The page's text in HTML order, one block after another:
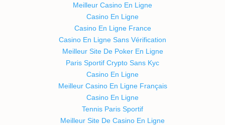
Meilleur Casino En Ligne
Casino En Ligne
Casino En Ligne France
Casino En Ligne Sans Vérification
Meilleur Site De Poker En Ligne
Paris Sportif Crypto Sans Kyc
Casino En Ligne
Meilleur Casino En Ligne Français
Casino En Ligne
Tennis Paris Sportif
Meilleur Site De Casino En Ligne